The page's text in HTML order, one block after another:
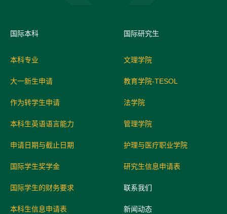
国际本科
本科专业
大一新生申请
作为转学生申请
本科生英语语言能力
申请日期与截止日期
国际学生奖学金
国际学生的财务要求
本科生信息申请表
国际研究生
文理学院
教育学院-TESOL
法学院
管理学院
护理与医疗职业学院
研究生信息申请表
联系我们
新闻动态